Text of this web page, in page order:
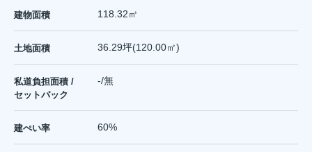
建物面積 118.32㎡
土地面積 36.29坪(120.00㎡)
私道負担面積 /
セットバック
-/無
建ぺい率 60%